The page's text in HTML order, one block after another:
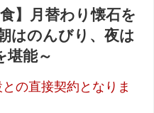
】月替わり懐石を
はのんびり、夜は
堪能～
との直接契約となりま